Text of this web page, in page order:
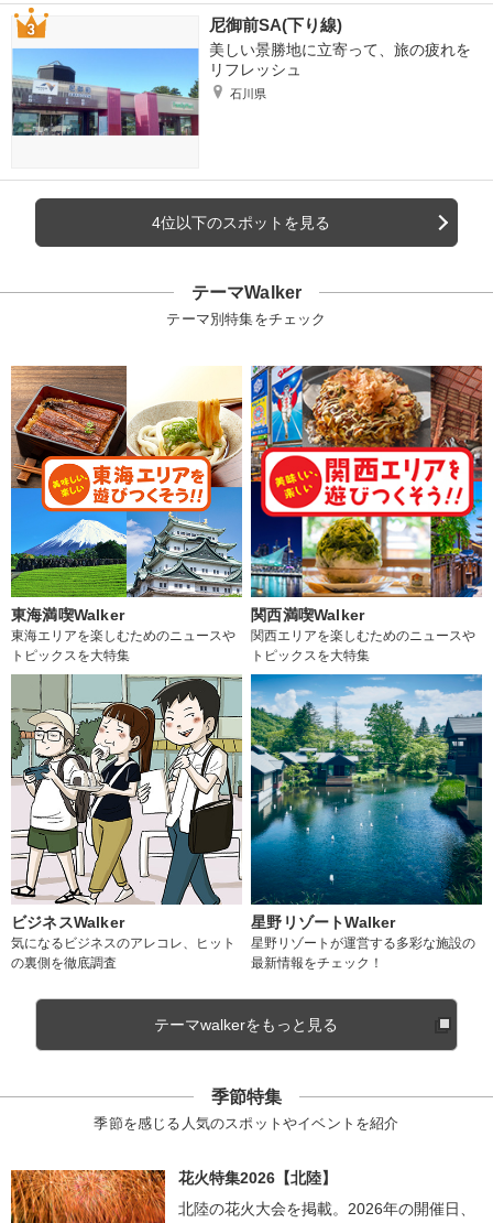
尼御前SA(下り線)
美しい景勝地に立寄って、旅の疲れを
リフレッシュ
石川県
4位以下のスポットを見る
テーマWalker
テーマ別特集をチェック
東海満喫Walker
東海エリアを楽しむためのニュースや
トピックスを大特集
関西満喫Walker
関西エリアを楽しむためのニュースや
トピックスを大特集
ビジネスWalker
気になるビジネスのアレコレ、ヒット
の裏側を徹底調査
星野リゾートWalker
星野リゾートが運営する多彩な施設の
最新情報をチェック！
テーマwalkerをもっと見る
季節特集
季節を感じる人気のスポットやイベントを紹介
花火特集2026【北陸】
北陸の花火大会を掲載。2026年の開催日、